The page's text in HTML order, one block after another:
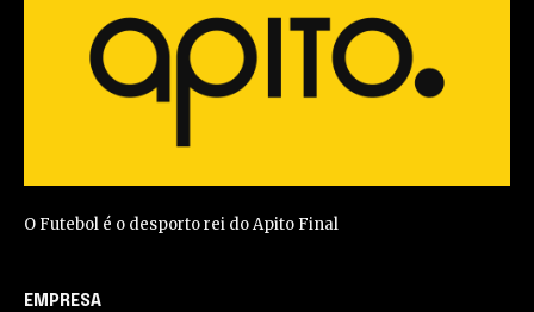
O Futebol é o desporto rei do Apito Final
EMPRESA